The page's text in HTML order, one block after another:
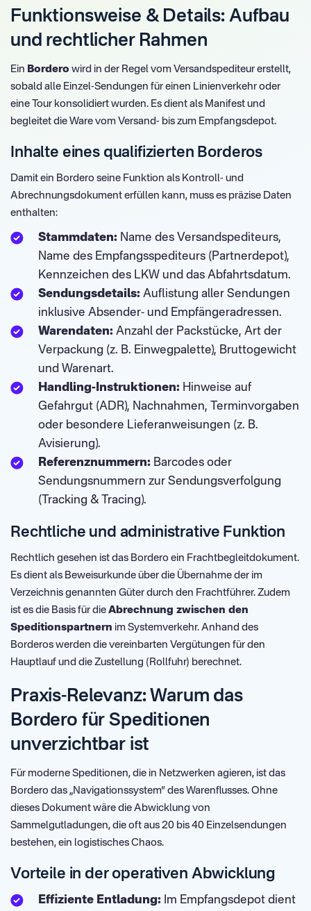
Funktionsweise & Details: Aufbau
und rechtlicher Rahmen
Ein Bordero wird in der Regel vom Versandspediteur erstellt,
sobald alle Einzel-Sendungen für einen Linienverkehr oder
eine Tour konsolidiert wurden. Es dient als Manifest und
begleitet die Ware vom Versand- bis zum Empfangsdepot.
Inhalte eines qualifizierten Borderos
Damit ein Bordero seine Funktion als Kontroll- und
Abrechnungsdokument erfüllen kann, muss es präzise Daten
enthalten:
Stammdaten: Name des Versandspediteurs,
Name des Empfangsspediteurs (Partnerdepot),
Kennzeichen des LKW und das Abfahrtsdatum.
Sendungsdetails: Auflistung aller Sendungen
inklusive Absender- und Empfängeradressen.
Warendaten: Anzahl der Packstücke, Art der
Verpackung (z. B. Einwegpalette), Bruttogewicht
und Warenart.
Handling-Instruktionen: Hinweise auf
Gefahrgut (ADR), Nachnahmen, Terminvorgaben
oder besondere Lieferanweisungen (z. B.
Avisierung).
Referenznummern: Barcodes oder
Sendungsnummern zur Sendungsverfolgung
(Tracking & Tracing).
Rechtliche und administrative Funktion
Rechtlich gesehen ist das Bordero ein Frachtbegleitdokument.
Es dient als Beweisurkunde über die Übernahme der im
Verzeichnis genannten Güter durch den Frachtführer. Zudem
ist es die Basis für die Abrechnung zwischen den
Speditionspartnern im Systemverkehr. Anhand des
Borderos werden die vereinbarten Vergütungen für den
Hauptlauf und die Zustellung (Rollfuhr) berechnet.
Praxis-Relevanz: Warum das
Bordero für Speditionen
unverzichtbar ist
Für moderne Speditionen, die in Netzwerken agieren, ist das
Bordero das „Navigationssystem“ des Warenflusses. Ohne
dieses Dokument wäre die Abwicklung von
Sammelgutladungen, die oft aus 20 bis 40 Einzelsendungen
bestehen, ein logistisches Chaos.
Vorteile in der operativen Abwicklung
Effiziente Entladung: Im Empfangsdepot dient